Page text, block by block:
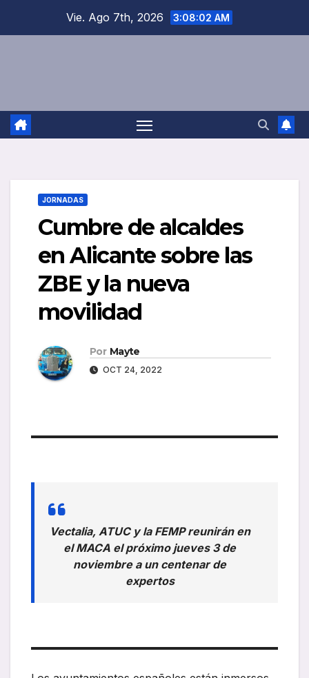
Vie. Ago 7th, 2026 3:08:02 AM
JORNADAS
Cumbre de alcaldes
en Alicante sobre las
ZBE y la nueva
movilidad
Por Mayte
OCT 24, 2022
Vectalia, ATUC y la FEMP reunirán en
el MACA el próximo jueves 3 de
noviembre a un centenar de
expertos